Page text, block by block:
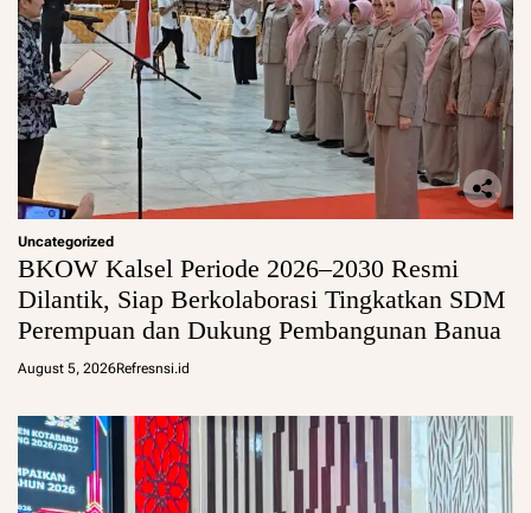
Uncategorized
BKOW Kalsel Periode 2026–2030 Resmi
Dilantik, Siap Berkolaborasi Tingkatkan SDM
Perempuan dan Dukung Pembangunan Banua
August 5, 2026Refresnsi.id